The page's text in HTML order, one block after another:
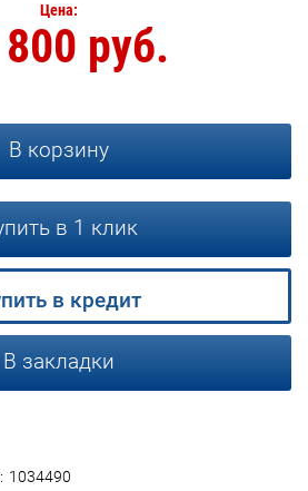
1034490
Цена:
руб.
В корзину
в 1 клик
в кредит
В закладки